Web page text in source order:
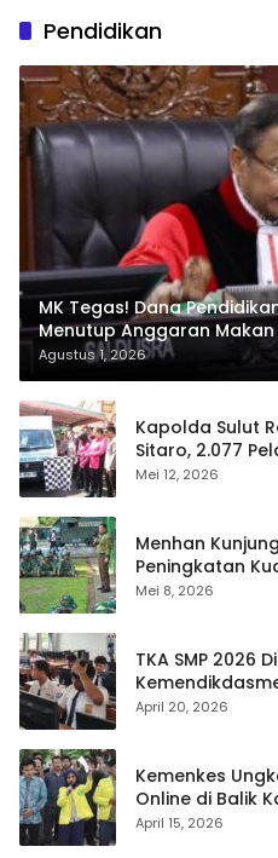
Pendidikan
MK Tegas! Dana
Menutup Anggaran Makan
Agustus 1, 2026
Kapolda Sulut
Sitaro, 2.077
Gratis
Mei 12, 2026
Menhan
Peningkatan
Mei 8, 2026
TKA SMP 2026
Kebocoran Soal
April 20, 2026
Kemenkes
Online di Balik
FH UI
April 15, 2026